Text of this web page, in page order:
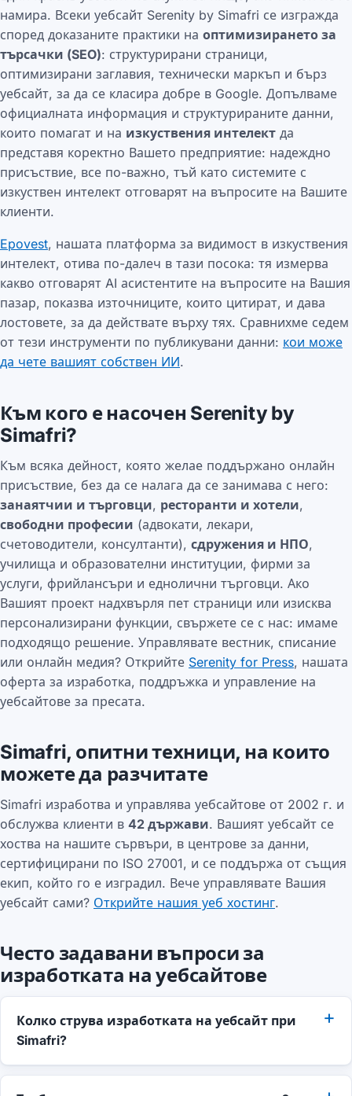
намира. Всеки уебсайт Serenity by Simafri се изгражда
според доказаните практики на оптимизирането за
търсачки (SEO): структурирани страници,
оптимизирани заглавия, технически маркъп и бърз
уебсайт, за да се класира добре в Google. Допълваме
официалната информация и структурираните данни,
които помагат и на изкуствения интелект да
представя коректно Вашето предприятие: надеждно
присъствие, все по-важно, тъй като системите с
изкуствен интелект отговарят на въпросите на Вашите
клиенти.
Epovest, нашата платформа за видимост в изкуствения
интелект, отива по-далеч в тази посока: тя измерва
какво отговарят AI асистентите на въпросите на Вашия
пазар, показва източниците, които цитират, и дава
лостовете, за да действате върху тях. Сравнихме седем
от тези инструменти по публикувани данни: кои може
да чете вашият собствен ИИ.
Към кого е насочен Serenity by
Simafri?
Към всяка дейност, която желае поддържано онлайн
присъствие, без да се налага да се занимава с него:
занаятчии и търговци, ресторанти и хотели,
свободни професии (адвокати, лекари,
счетоводители, консултанти), сдружения и НПО,
училища и образователни институции, фирми за
услуги, фрийлансъри и еднолични търговци. Ако
Вашият проект надхвърля пет страници или изисква
персонализирани функции, свържете се с нас: имаме
подходящо решение. Управлявате вестник, списание
или онлайн медия? Открийте Serenity for Press, нашата
оферта за изработка, поддръжка и управление на
уебсайтове за пресата.
Simafri, опитни техници, на които
можете да разчитате
Simafri изработва и управлява уебсайтове от 2002 г. и
обслужва клиенти в 42 държави. Вашият уебсайт се
хоства на нашите сървъри, в центрове за данни,
сертифицирани по ISO 27001, и се поддържа от същия
екип, който го е изградил. Вече управлявате Вашия
уебсайт сами? Открийте нашия уеб хостинг.
Често задавани въпроси за
изработката на уебсайтове
Колко струва изработката на уебсайт при
Simafri?